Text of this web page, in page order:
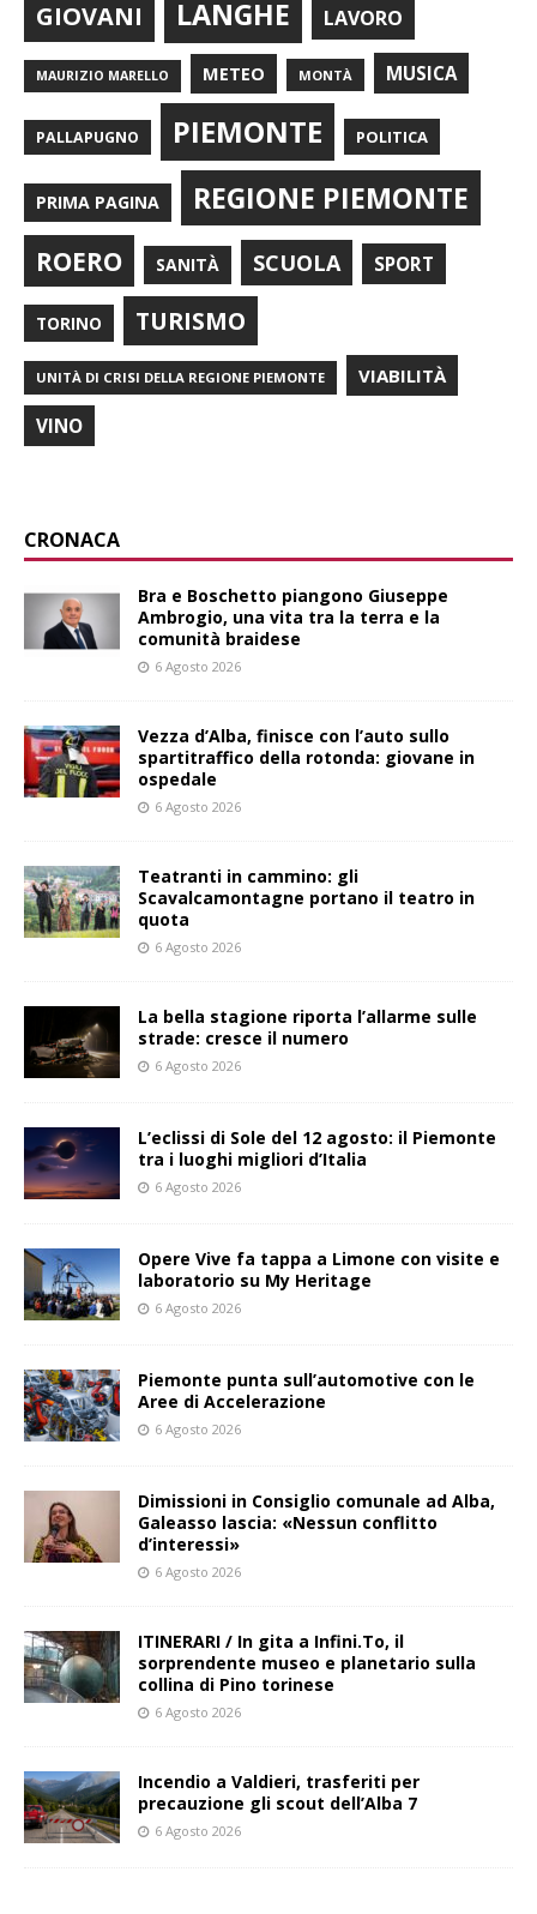
GIOVANI LANGHE LAVORO
MAURIZIO MARELLO METEO MONTÀ MUSICA
PALLAPUGNO PIEMONTE POLITICA
PRIMA PAGINA REGIONE PIEMONTE
ROERO SANITÀ SCUOLA SPORT
TORINO TURISMO
UNITÀ DI CRISI DELLA REGIONE PIEMONTE VIABILITÀ
VINO
CRONACA
Bra e Boschetto piangono Giuseppe
Ambrogio, una vita tra la terra e la
comunità braidese
6 Agosto 2026
Vezza d’Alba, finisce con l’auto sullo
spartitraffico della rotonda: giovane in
ospedale
6 Agosto 2026
Teatranti in cammino: gli
Scavalcamontagne portano il teatro in
quota
6 Agosto 2026
La bella stagione riporta l’allarme sulle
strade: cresce il numero
6 Agosto 2026
L’eclissi di Sole del 12 agosto: il Piemonte
tra i luoghi migliori d’Italia
6 Agosto 2026
Opere Vive fa tappa a Limone con visite e
laboratorio su My Heritage
6 Agosto 2026
Piemonte punta sull’automotive con le
Aree di Accelerazione
6 Agosto 2026
Dimissioni in Consiglio comunale ad Alba,
Galeasso lascia: «Nessun conflitto
d’interessi»
6 Agosto 2026
ITINERARI / In gita a Infini.To, il
sorprendente museo e planetario sulla
collina di Pino torinese
6 Agosto 2026
Incendio a Valdieri, trasferiti per
precauzione gli scout dell’Alba 7
6 Agosto 2026